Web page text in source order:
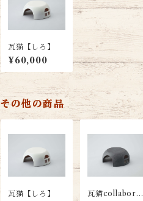
瓦猫【しろ】
¥60,000
その他の商品
瓦猫【しろ】
瓦猫collaborat